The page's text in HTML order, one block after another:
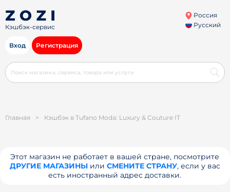
Кэшбэк-сервис
Россия
Русский
Вход Регистрация
Главная > Кэшбэк в Tufano Moda: Luxury & Couture IT
Этот магазин не работает в вашей стране, посмотрите
ДРУГИЕ МАГАЗИНЫили СМЕНИТЕ СТРАНУ, если у вас
есть иностранный адрес доставки.